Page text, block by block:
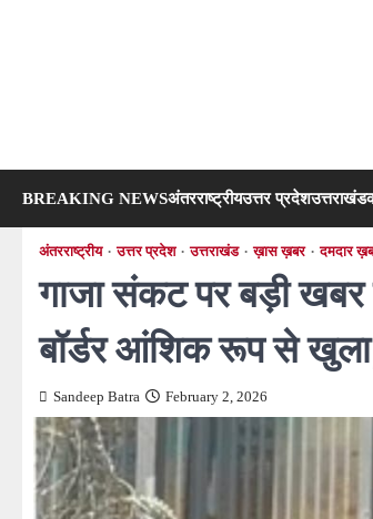
BREAKING NEWSअंतरराष्ट्रीयउत्तर प्रदेशउत्तराखंड
अंतरराष्ट्रीय उत्तर प्रदेश उत्तराखंड ख़ास ख़बर दमदार
गाजा संकट पर बड़ी खबर
बॉर्डर आंशिक रूप से
Sandeep Batra February 2, 2026